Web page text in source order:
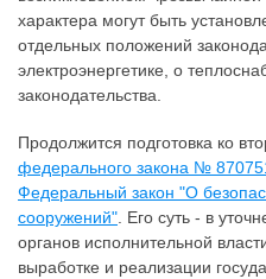
характера могут быть
отдельных положений
электроэнергетике, о
законодательства.
Продолжится подготовка ко
федерального закона №
Федеральный закон "О
сооружений". Его суть - в
органов исполнительной
выработке и реализации